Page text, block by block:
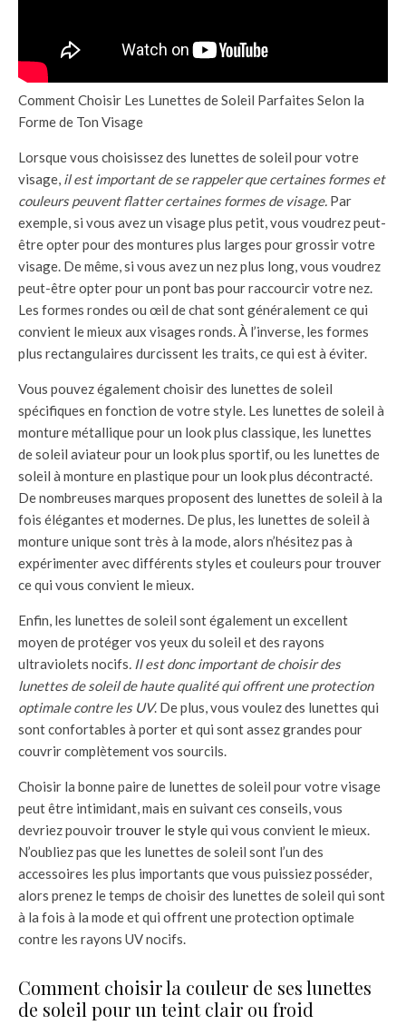
Comment Choisir Les Lunettes de Soleil Parfaites Selon la
Forme de Ton Visage
Lorsque vous choisissez des lunettes de soleil pour votre
visage, il est important de se rappeler que certaines formes et
couleurs peuvent flatter certaines formes de visage. Par
exemple, si vous avez un visage plus petit, vous voudrez peut-
être opter pour des montures plus larges pour grossir votre
visage. De même, si vous avez un nez plus long, vous voudrez
peut-être opter pour un pont bas pour raccourcir votre nez.
Les formes rondes ou œil de chat sont généralement ce qui
convient le mieux aux visages ronds. À l’inverse, les formes
plus rectangulaires durcissent les traits, ce qui est à éviter.
Vous pouvez également choisir des lunettes de soleil
spécifiques en fonction de votre style. Les lunettes de soleil à
monture métallique pour un look plus classique, les lunettes
de soleil aviateur pour un look plus sportif, ou les lunettes de
soleil à monture en plastique pour un look plus décontracté.
De nombreuses marques proposent des lunettes de soleil à la
fois élégantes et modernes. De plus, les lunettes de soleil à
monture unique sont très à la mode, alors n’hésitez pas à
expérimenter avec différents styles et couleurs pour trouver
ce qui vous convient le mieux.
Enfin, les lunettes de soleil sont également un excellent
moyen de protéger vos yeux du soleil et des rayons
ultraviolets nocifs. Il est donc important de choisir des
lunettes de soleil de haute qualité qui offrent une protection
optimale contre les UV. De plus, vous voulez des lunettes qui
sont confortables à porter et qui sont assez grandes pour
couvrir complètement vos sourcils.
Choisir la bonne paire de lunettes de soleil pour votre visage
peut être intimidant, mais en suivant ces conseils, vous
devriez pouvoirtrouver le stylequi vous convient le mieux.
N’oubliez pas que les lunettes de soleil sont l’un des
accessoires les plus importants que vous puissiez posséder,
alors prenez le temps de choisir des lunettes de soleil qui sont
à la fois à la mode et qui offrent une protection optimale
contre les rayons UV nocifs.
Comment choisir la couleur de ses lunettes
de soleil pour un teint clair ou froid